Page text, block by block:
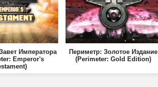
Императора
Emperor's
Периметр: Золотое Издание
(Perimeter: Gold Edition)